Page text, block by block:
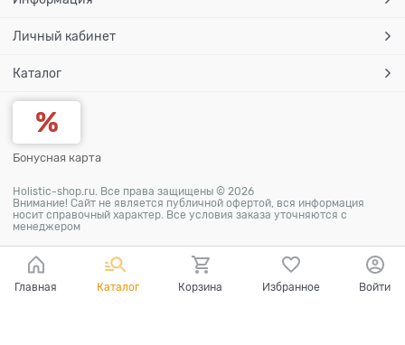
Личный кабинет
Каталог
Бонусная карта
Holistic-shop.ru. Все права защищены © 2026
Внимание! Сайт не является публичной офертой, вся информация
носит справочный характер. Все условия заказа уточняются с
менеджером
Главная Каталог Корзина Избранное Войти